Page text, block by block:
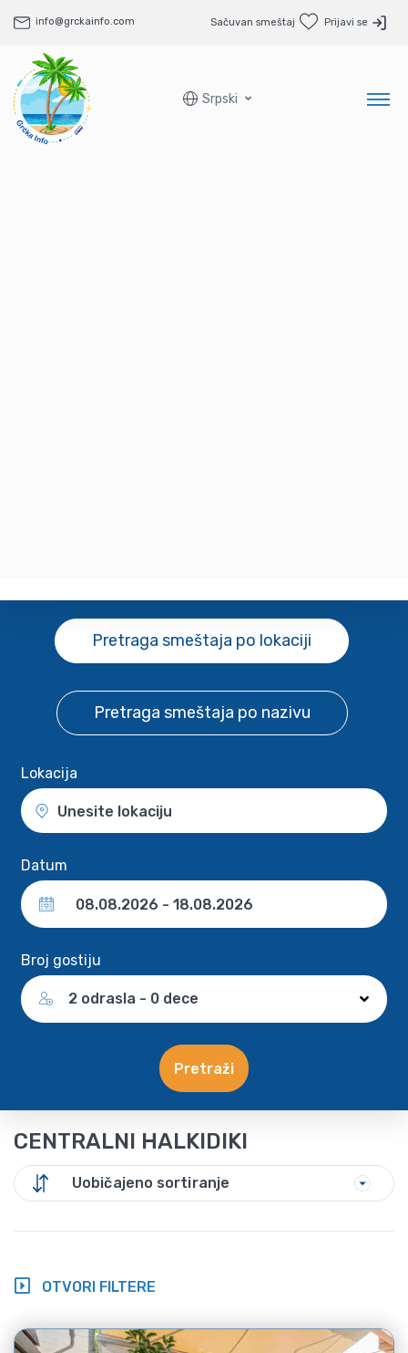
info@grckainfo.com Sačuvan smeštaj Prijavi se
Srpski
Pretraga smeštaja po lokaciji
Pretraga smeštaja po nazivu
Lokacija
Unesite lokaciju
Datum
Broj gostiju
2 odrasla - 0 dece
Pretraži
CENTRALNI HALKIDIKI
Uobičajeno sortiranje
OTVORI FILTERE